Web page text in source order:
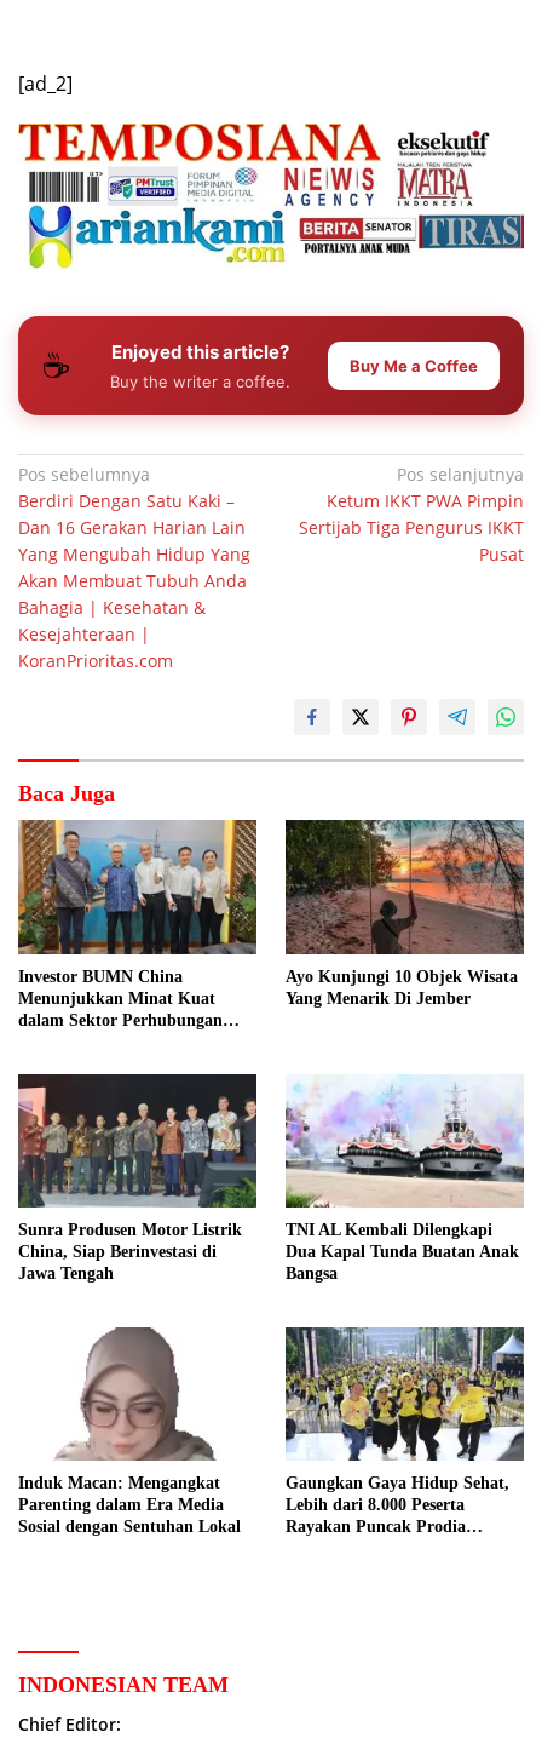
[ad_2]
☕ Enjoyed this article?
Buy the writer a coffee.
Buy Me a Coffee
Navigasi
pos
Pos sebelumnya
Berdiri Dengan Satu Kaki –
Dan 16 Gerakan Harian Lain
Yang Mengubah Hidup Yang
Akan Membuat Tubuh Anda
Bahagia | Kesehatan &
Kesejahteraan |
KoranPrioritas.com
Pos selanjutnya
Ketum IKKT PWA Pimpin
Sertijab Tiga Pengurus IKKT
Pusat
Baca Juga
Investor BUMN China
Menunjukkan Minat Kuat
dalam Sektor Perhubungan
Ayo Kunjungi 10 Objek Wisata
Yang Menarik Di Jember
Sunra Produsen Motor Listrik
China, Siap Berinvestasi di
Jawa Tengah
TNI AL Kembali Dilengkapi
Dua Kapal Tunda Buatan Anak
Bangsa
Induk Macan: Mengangkat
Parenting dalam Era Media
Sosial dengan Sentuhan Lokal
Gaungkan Gaya Hidup Sehat,
Lebih dari 8.000 Peserta
Rayakan Puncak Prodia
INDONESIAN TEAM
Chief Editor: